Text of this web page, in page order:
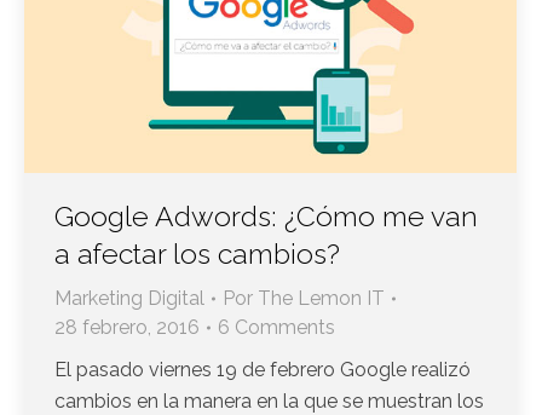
Google Adwords: ¿Cómo me van
a afectar los cambios?
Marketing Digital Por The Lemon IT
28 febrero, 2016
6 Comments
El pasado viernes 19 de febrero Google realizó
cambios en la manera en la que se muestran los